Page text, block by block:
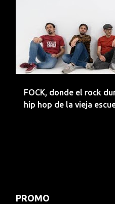
d
FOCK, donde el rock
hip hop de la vieja
PROMO